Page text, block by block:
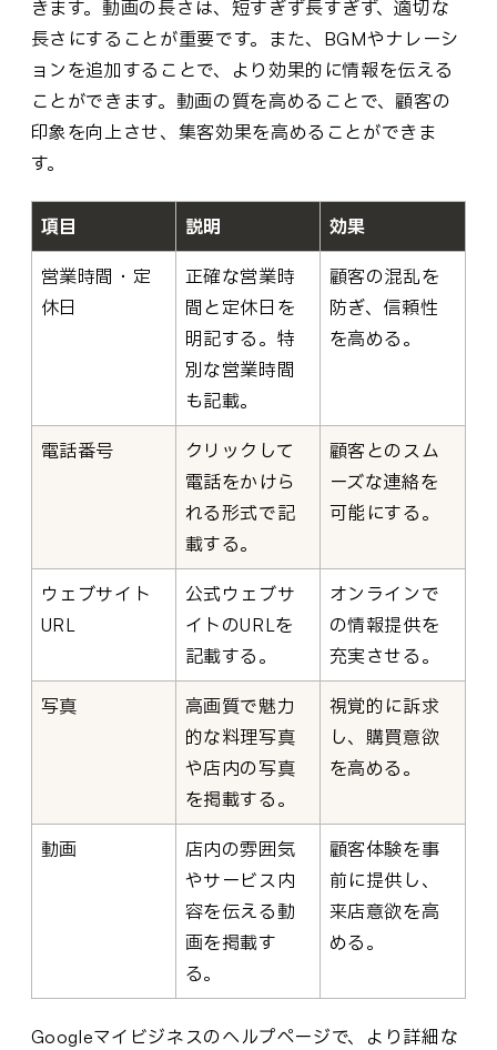
きます。動画の長さは、短すぎず長すぎず、適切な
長さにすることが重要です。また、BGMやナレーシ
ョンを追加することで、より効果的に情報を伝える
ことができます。動画の質を高めることで、顧客の
印象を向上させ、集客効果を高めることができま
す。
項目 説明 効果
営業時間・定
休日
正確な営業時
間と定休日を
明記する。特
別な営業時間
も記載。
顧客の混乱を
防ぎ、信頼性
を高める。
電話番号
クリックして
電話をかけら
れる形式で記
載する。
顧客とのスム
ーズな連絡を
可能にする。
ウェブサイト
URL
公式ウェブサ
イトのURLを
記載する。
オンラインで
の情報提供を
充実させる。
写真
高画質で魅力
的な料理写真
や店内の写真
を掲載する。
視覚的に訴求
し、購買意欲
を高める。
動画
店内の雰囲気
やサービス内
容を伝える動
画を掲載す
る。
顧客体験を事
前に提供し、
来店意欲を高
める。
Googleマイビジネスのヘルプページで、より詳細な